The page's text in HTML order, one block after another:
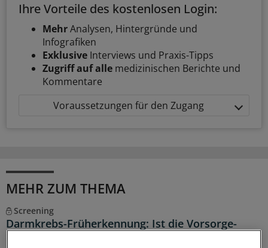
Ihre Vorteile des kostenlosen Login:
MehrAnalysen, Hintergründe und
Infografiken
Exklusive Interviews und Praxis-Tipps
Zugriff auf alle medizinischen Berichte und
Kommentare
Voraussetzungen für den Zugang
MEHR ZUM THEMA
Screening
Darmkrebs-Früherkennung: Ist die Vorsorge-